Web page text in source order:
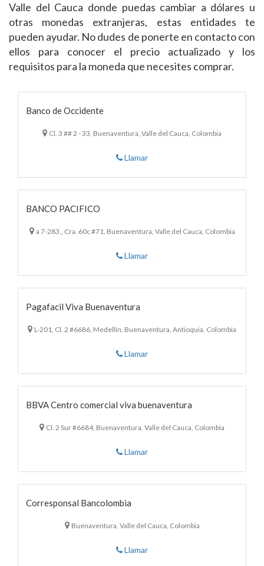
Valle del Cauca donde puedas cambiar a dólares u
otras monedas extranjeras, estas entidades te
pueden ayudar. No dudes de ponerte en contacto con
ellos para conocer el precio actualizado y los
requisitos para la moneda que necesites comprar.
Banco de Occidente
Cl. 3 ## 2 - 33, Buenaventura, Valle del Cauca, Colombia
Llamar
BANCO PACIFICO
a 7-283,, Cra. 60c #71, Buenaventura, Valle del Cauca, Colombia
Llamar
Pagafacil Viva Buenaventura
L-201, Cl. 2 #6686, Medellín, Buenaventura, Antioquia, Colombia
Llamar
BBVA Centro comercial viva buenaventura
Cl. 2 Sur #6684, Buenaventura, Valle del Cauca, Colombia
Llamar
Corresponsal Bancolombia
Buenaventura, Valle del Cauca, Colombia
Llamar